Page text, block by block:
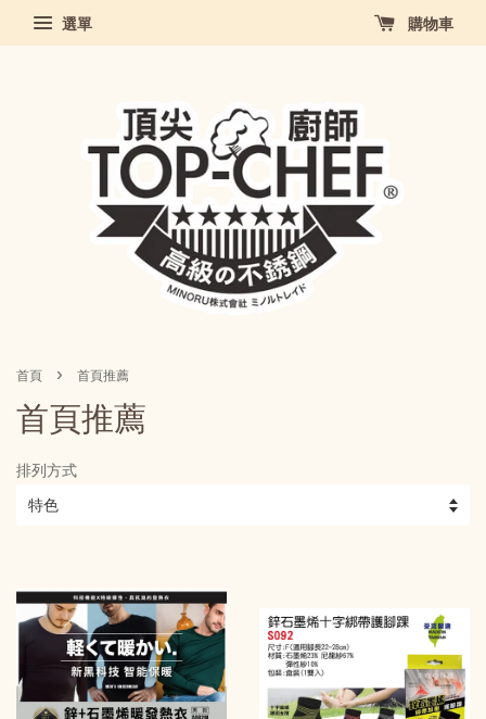
選單 購物車
首頁 › 首頁推薦
首頁推薦
排列方式